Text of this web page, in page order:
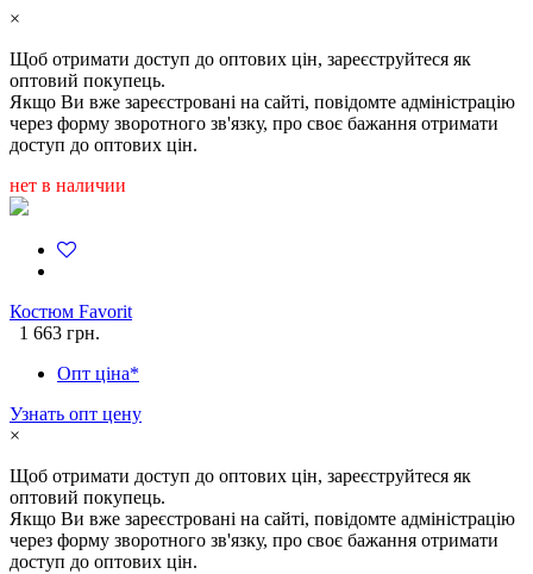
×
Щоб отримати доступ до оптових цін, зареєструйтеся як
оптовий покупець.
Якщо Ви вже зареєстровані на сайті, повідомте адміністрацію
через форму зворотного зв'язку, про своє бажання отримати
доступ до оптових цін.
нет в наличии
Костюм Favorit
1 663 грн.
Опт ціна*
Узнать опт цену
×
Щоб отримати доступ до оптових цін, зареєструйтеся як
оптовий покупець.
Якщо Ви вже зареєстровані на сайті, повідомте адміністрацію
через форму зворотного зв'язку, про своє бажання отримати
доступ до оптових цін.